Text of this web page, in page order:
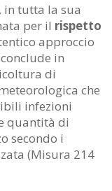
in tutta la sua
per il rispetto
approccio
in
di
che
infezioni
quantità di
secondo i
(Misura 214